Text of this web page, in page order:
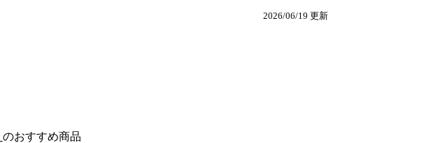
2026/06/19 更新
のおすすめ商品